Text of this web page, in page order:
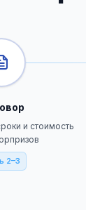
и стоимость
2–3